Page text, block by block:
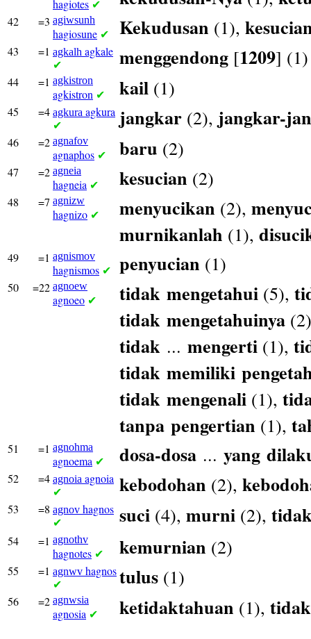
hagiotes ✔
42 =3 agiwsunh
hagiosune ✔ Kekudusan (1),
43 =1 agkalh agkale
✔ menggendong [1209] (1)
44 =1 agkistron
agkistron ✔ kail (1)
45 =4 agkura agkura
✔ jangkar (2), jangkar-
46 =2 agnafov
agnaphos ✔ baru (2)
47 =2 agneia
hagneia ✔ kesucian (2)
48 =7 agnizw
hagnizo ✔ menyucikan (2),
murnikanlah (1),
49 =1 agnismov
hagnismos ✔ penyucian (1)
50 =22 agnoew
agnoeo ✔ tidak mengetahui (5),
tidak mengetahuinya
tidak ... mengerti (1),
tidak memiliki
tidak mengenali (1),
tanpa pengertian (1),
51 =1 agnohma
agnoema ✔ dosa-dosa ... yang
52 =4 agnoia agnoia
✔ kebodohan (2),
53 =8 agnov hagnos
✔ suci (4), murni (2),
54 =1 agnothv
hagnotes ✔ kemurnian (2)
55 =1 agnwv hagnos
✔ tulus (1)
56 =2 agnwsia
agnosia ✔ ketidaktahuan (1), tidak